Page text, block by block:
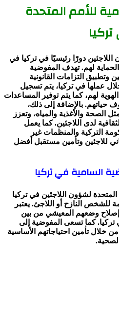
للأمم المتحدة
دورًا رئيسيًا في تركيا في
الحماية لهم. تهدف المفوضية
وتطبيق التزامات القانونية
عملها في تركيا، يتم تسجيل
لهم، كما يتم توفير المساعدات
حياتهم. بالإضافة إلى ذلك،
الصحة والأغذية والمياه، وتعزز
لدى اللاجئين. كما يعمل
التركية والمنظمات غير
للاجئين وتأمين مستقبل أفضل
السامية في تركيا
لشؤون اللاجئين في تركيا
للشخص النازح أو اللاجئ. يعتبر
وضعهم المعيشي من بين
تركيا. كما تسعى المفوضية إلى
خلال تأمين احتياجاتهم الأساسية